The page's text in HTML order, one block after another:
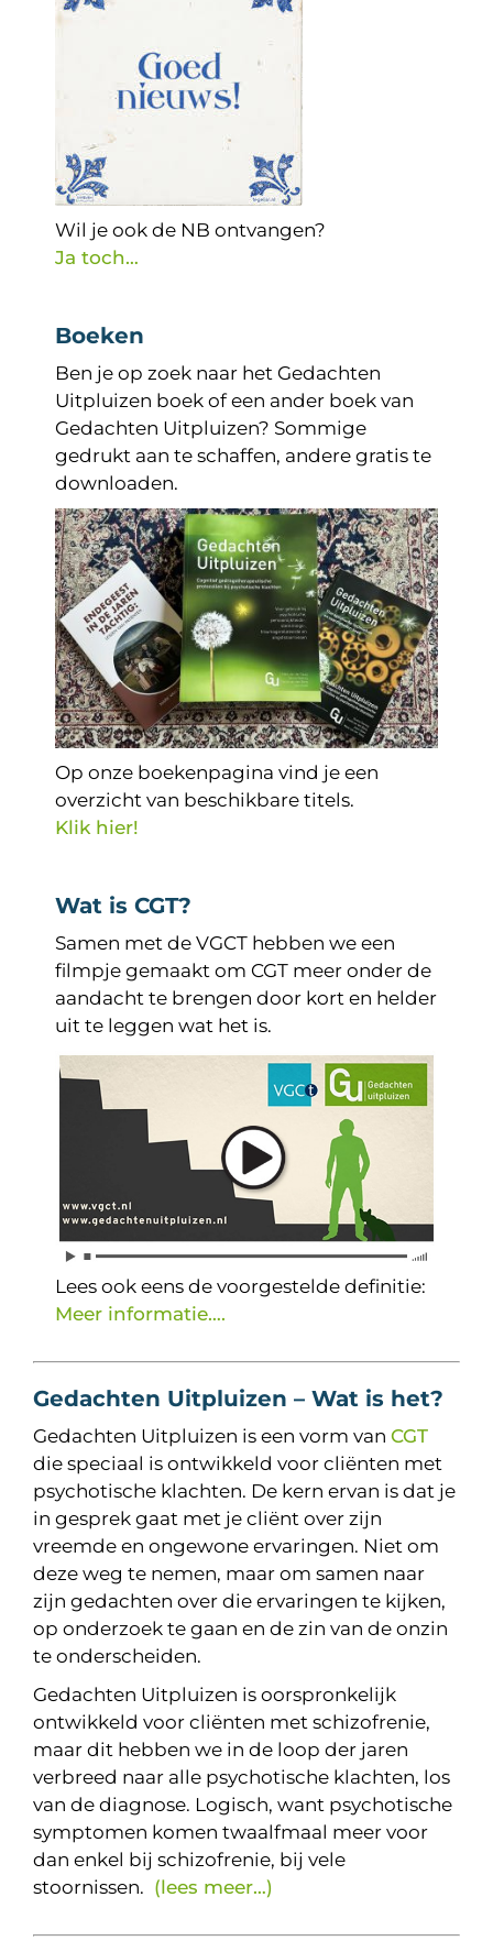
Wil je ook de NB ontvangen?
Ja toch…
Boeken
Ben je op zoek naar het Gedachten
Uitpluizen boek of een ander boek van
Gedachten Uitpluizen? Sommige
gedrukt aan te schaffen, andere gratis te
downloaden.
Op onze boekenpagina vind je een
overzicht van beschikbare titels.
Klik hier!
Wat is CGT?
Samen met de VGCT hebben we een
filmpje gemaakt om CGT meer onder de
aandacht te brengen door kort en helder
uit te leggen wat het is.
Lees ook eens de voorgestelde definitie:
Meer informatie….
Gedachten Uitpluizen – Wat is het?
Gedachten Uitpluizen is een vorm van CGT
die speciaal is ontwikkeld voor cliënten met
psychotische klachten. De kern ervan is dat je
in gesprek gaat met je cliënt over zijn
vreemde en ongewone ervaringen. Niet om
deze weg te nemen, maar om samen naar
zijn gedachten over die ervaringen te kijken,
op onderzoek te gaan en de zin van de onzin
te onderscheiden.
Gedachten Uitpluizen is oorspronkelijk
ontwikkeld voor cliënten met schizofrenie,
maar dit hebben we in de loop der jaren
verbreed naar alle psychotische klachten, los
van de diagnose. Logisch, want psychotische
symptomen komen twaalfmaal meer voor
dan enkel bij schizofrenie, bij vele
stoornissen. (lees meer…)